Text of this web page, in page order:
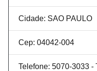
Cidade: SAO PAULO
Cep: 04042-004
Telefone: 5070-3033 -